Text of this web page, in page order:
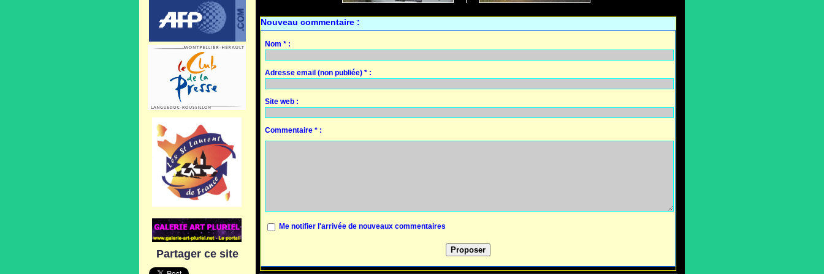
Partager ce site
Nouveau commentaire :
Nom * :
Adresse email (non publiée) * :
Site web :
Commentaire * :
Me notifier l'arrivée de nouveaux commentaires